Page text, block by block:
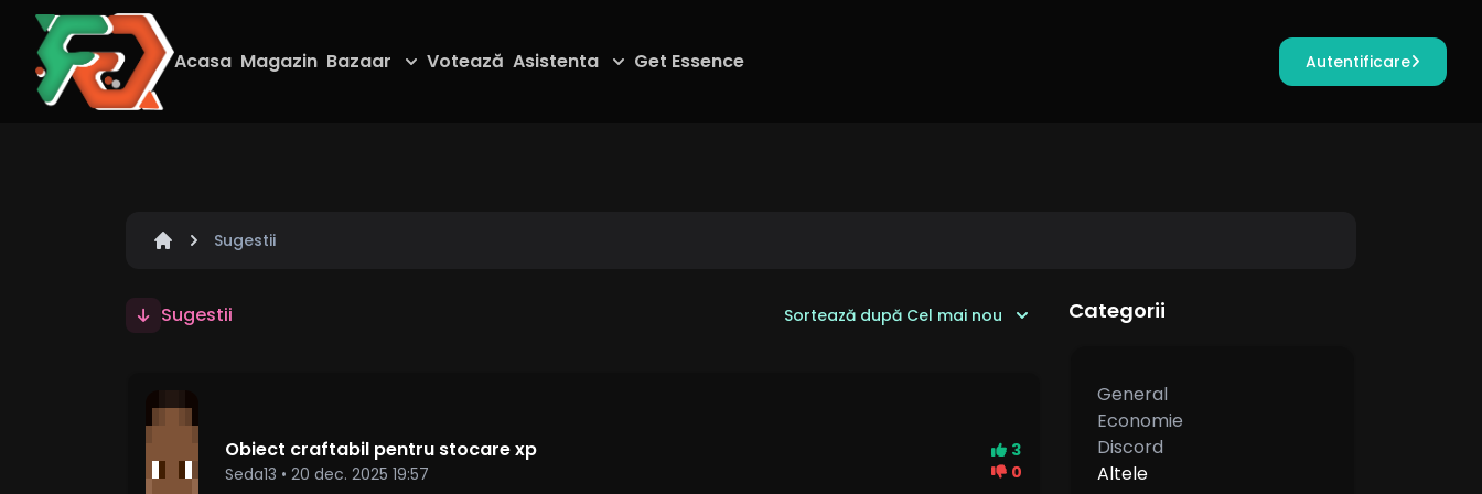
Acasa Magazin Bazaar Votează Asistenta Get Essence Autentificare
Sugestii
Sugestii Sortează după Cel mai nou
Obiect craftabil pentru stocare xp
Seda13 • 20 dec. 2025 19:57
3
0
Categorii
General
Economie
Discord
Altele